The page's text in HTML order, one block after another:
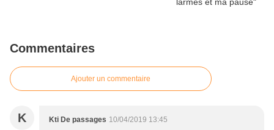
Commentaires
Ajouter un commentaire
K Kti De passages 10/04/2019 13:45